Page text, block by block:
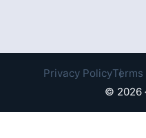
© 2026
Privacy Policy